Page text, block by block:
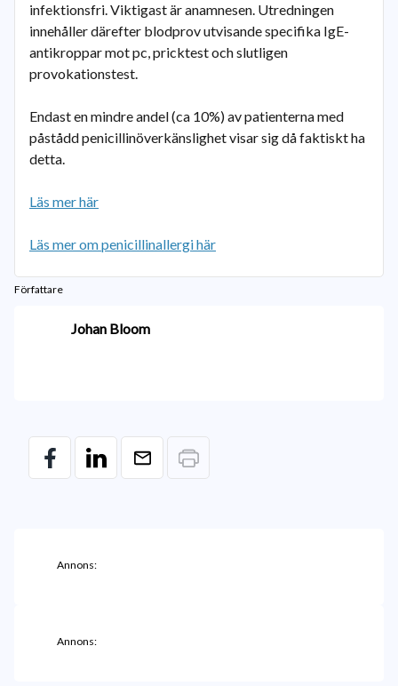
infektionsfri. Viktigast är anamnesen. Utredningen
innehåller därefter blodprov utvisande specifika IgE-
antikroppar mot pc, pricktest och slutligen
provokationstest.
Endast en mindre andel (ca 10%) av patienterna med
påstådd penicillinöverkänslighet visar sig då faktiskt ha
detta.
Läs mer här
Läs mer om penicillinallergi här
Författare
Johan Bloom
Annons:
Annons: